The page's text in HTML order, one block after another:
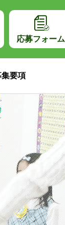
応募フォーム
集要項